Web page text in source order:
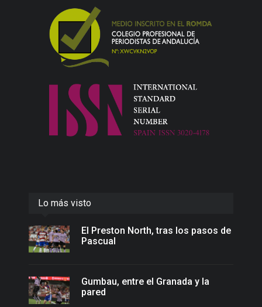
Lo más visto
El Preston North, tras los pasos de
Pascual
Gumbau, entre el Granada y la
pared